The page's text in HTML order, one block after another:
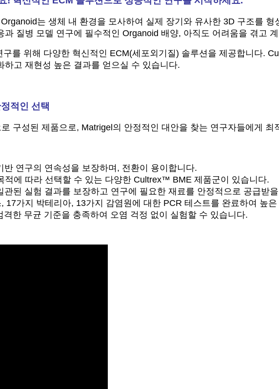
는 생체 내 환경을 모사하여 실제 장기와 유사한 3D 구조를
질병 모델 연구에 필수적인 Organoid 배양, 아직도 어려움을 겪고
구를 위해 다양한 혁신적인 ECM(세포외기질) 솔루션을 제공합니다
고 재현성 높은 결과를 얻으실 수 있습니다.
적인 선택
구성된 제품으로, Matrigel의 안정적인 대안을 찾는 연구자들에게 최
반 연구의 연속성을 보장하며, 전환이 용이합니다.
적에 따라 선택할 수 있는 다양한 Cultrex™ BME 제품군이 있습니다.
관된 실험 결과를 보장하고 연구에 필요한 재료를 안정적으로 공급받
17가지 박테리아, 13가지 감염원에 대한 PCR 테스트를 완료하여 높
격한 무균 기준을 충족하여 오염 걱정 없이 실험할 수 있습니다.